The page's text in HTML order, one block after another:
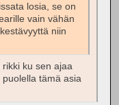
losia, se on
vain vähän
niin
ku sen ajaa
tämä asia